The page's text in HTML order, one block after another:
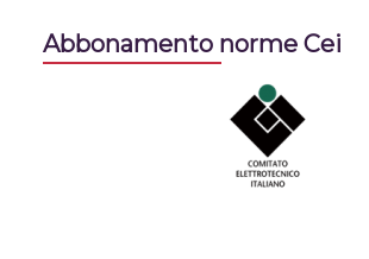
Abbonamento norme Cei